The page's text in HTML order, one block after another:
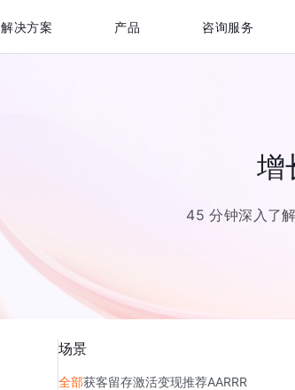
解决方案 产品 咨询服务
增
45 分钟深入了
场景
全部获客留存激活变现推荐AARRR